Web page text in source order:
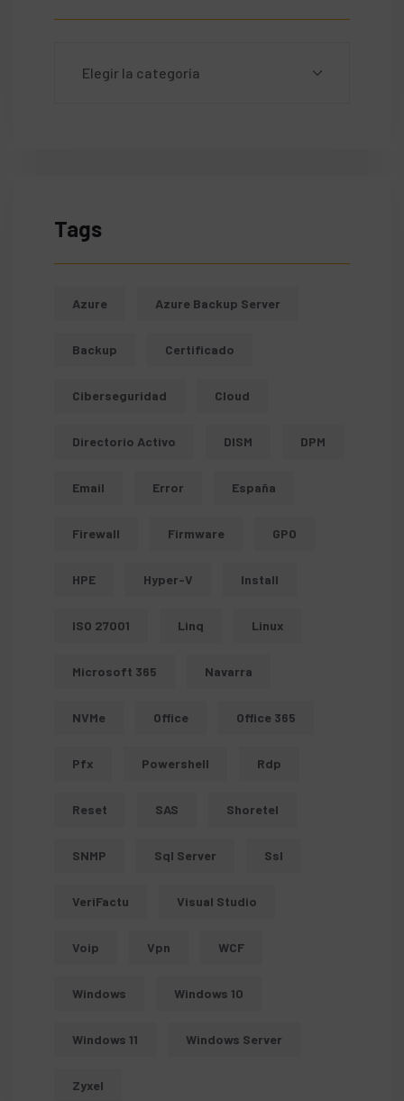
Tags
Azure Azure Backup Server
Backup Certificado
Ciberseguridad Cloud
Directorio Activo DISM DPM
Email Error España
Firewall Firmware GPO
HPE Hyper-V Install
ISO 27001 Linq Linux
Microsoft 365 Navarra
NVMe Office Office 365
Pfx Powershell Rdp
Reset SAS Shoretel
SNMP Sql Server Ssl
VeriFactu Visual Studio
Voip Vpn WCF
Windows Windows 10
Windows 11 Windows Server
Zyxel